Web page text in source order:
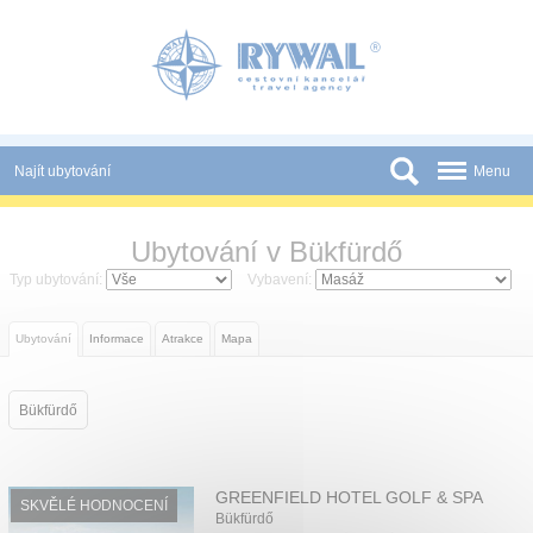
Najít ubytování
Státy
Podmínky
Partneři
Kontakt
Menu
Ubytování v Bükfürdő
Typ ubytování: Vybavení:
Ubytování Informace Atrakce Mapa
Bükfürdő
SKVĚLÉ HODNOCENÍ GREENFIELD HOTEL GOLF & SPA
Bükfürdő